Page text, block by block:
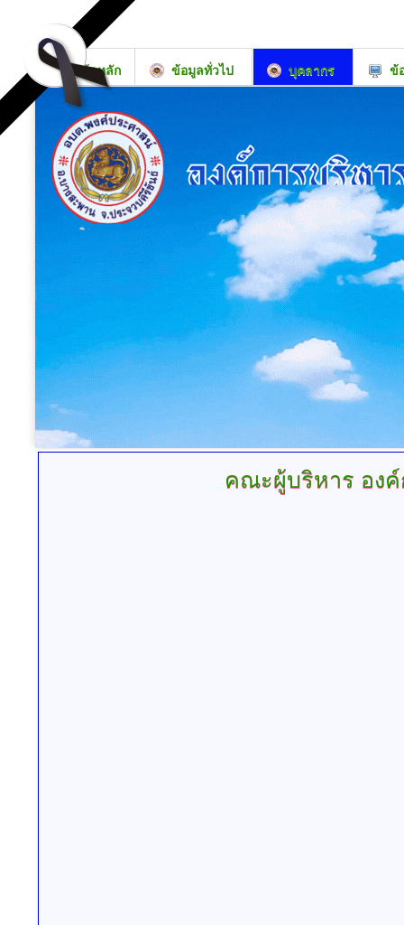
หน้าหลัก ข้อมูลทั่วไป บุคลากร ข้
คณะผู้บริหาร อง